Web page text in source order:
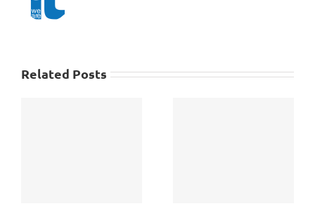
Related Posts